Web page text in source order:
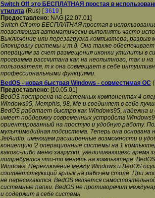
Switch Off это БЕСПЛАТНАЯ простая в
утилита(Rus) [3619 ]
Предоставлено: NAG [22.07.01]
Switch Off это БЕСПЛАТНАЯ простая в
позволяющая автоматически выполнять часто
Выключение или перезагрузка компьютера, разрыв
блокировку системы и т.д. Она также
операциям за счет размещения иконки утилиты в
программа рассчитана как на неопытного, так и
пользователя, т.к она совмещает в себе
профессиональными функциями.
BedOS - новая быстрая Windows - совместимая ОС
Предоставлено: [10.05.01]
BedOS построена на системных компонентах 4
Windows95, Memphis, 98, Me и соединяет в себе
BedOS работает быстро как Windows95, надежна и
имеет поддержку современных устройств
ориентированный на простую и удобную работу.
мультимедийная подсистема. Теперь она основана
JetAudio, имеющем расширенные возможности и
концепцию '2 операционные системы на 1
какого-либо меню загрузки, увеличивающего время
потребуется что-то менять на компьютере.
Windows. Переключение между Windows и BedOS
соответствующий ярлык на рабочем столе. При
не пересекаются. BedOS является
системные папки. BedOS не противоречит
и содержит в себе системн